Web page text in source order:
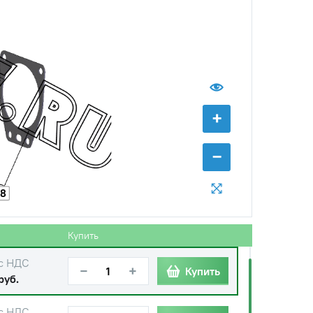
+
−
Купить
НДС
− + Купить
НДС
− + Купить